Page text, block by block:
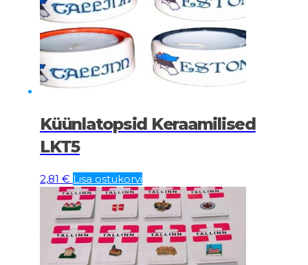
Küünlatopsid Keraamilised
LKT5
2,81 € Lisa ostukorvi